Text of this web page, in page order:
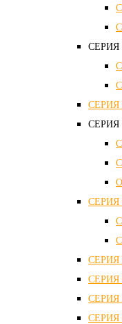
СЕРИЯ
СЕРИЯ
СЕРИЯ
СЕРИЯ
СЕРИЯ
CЕРИЯ
СЕРИЯ
СЕРИЯ